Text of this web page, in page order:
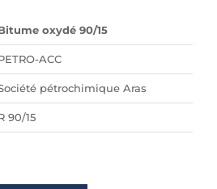
oxydé 90/15
ACC
pétrochimique Aras
90/15